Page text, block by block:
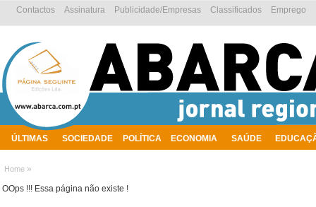
ÚLTIMAS SOCIEDADE POLÍTICA ECONOMIA SAÚDE
Emprego
Classificados
Publicidade/Empresas
Assinatura
Contactos
Home »
OOps !!! Essa página não existe !